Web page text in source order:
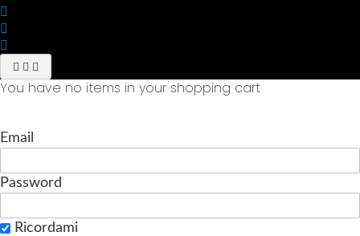
You have no items in your shopping cart
Email
Password
Ricordami